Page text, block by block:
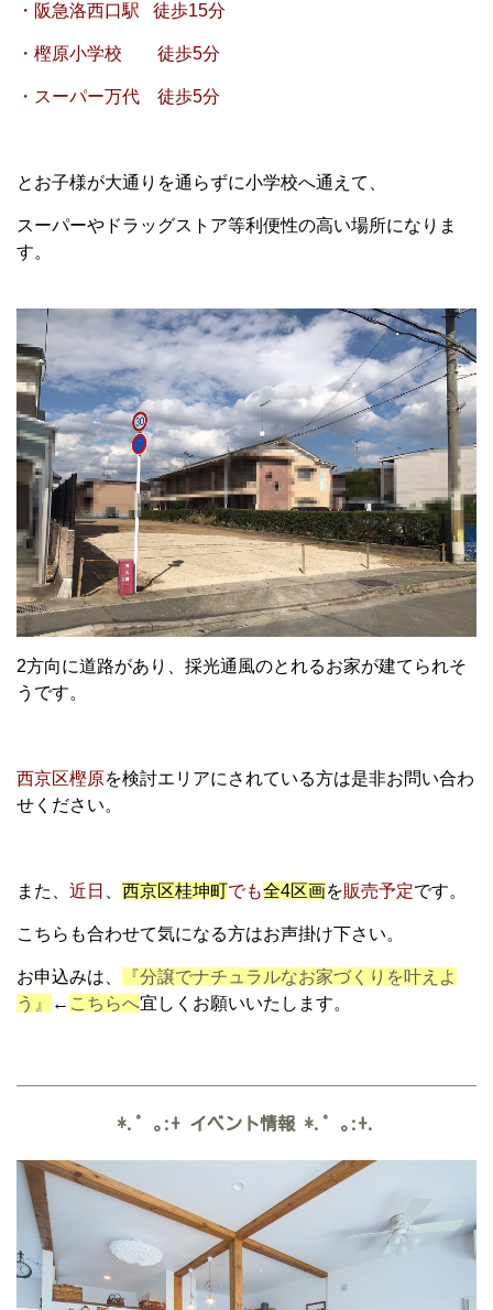
・阪急洛西口駅 徒歩15分
・樫原小学校 徒歩5分
・スーパー万代 徒歩5分
とお子様が大通りを通らずに小学校へ通えて、
スーパーやドラッグストア等利便性の高い場所になりま
す。
2方向に道路があり、採光通風のとれるお家が建てられそ
うです。
西京区樫原を検討エリアにされている方は是非お問い合わ
せください。
また、 近日 西京区桂坤町でも全4区画を販売予定です。
こちらも合わせて気になる方はお声掛け下さい。
お申込みは、
『分譲でナチュラルなお家づくりを叶えよ
う』
← こちらへ宜しくお願いいたします。
*.゜｡:+ イベント情報 *.゜｡:+.